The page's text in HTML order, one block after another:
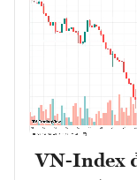
VN-Index